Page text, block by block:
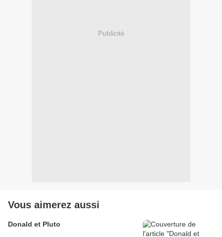
Publicité
Vous aimerez aussi
Donald et Pluto